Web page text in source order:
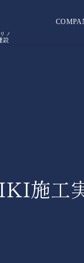
ノ
設
施工